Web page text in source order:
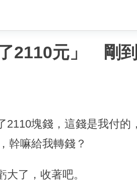
2110元」 剛
塊錢，這錢是我付的
幹嘛給我轉錢？
了，收著吧。